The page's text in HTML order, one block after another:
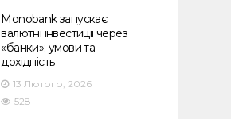
Monobank запускає
валютні інвестиції через
«банки»: умови та
дохідність
13 Лютого, 2026
528